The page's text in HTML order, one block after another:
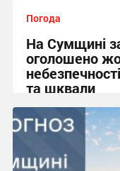
Погода
На Сумщині
оголошено
та шквали
17:37 вчора